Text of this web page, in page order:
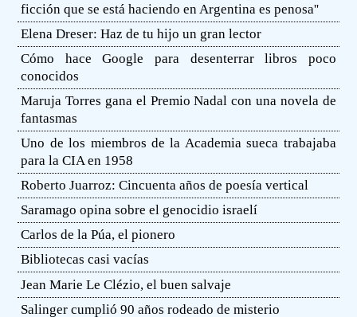
ficción que se está haciendo en Argentina es penosa''
Elena Dreser: Haz de tu hijo un gran lector
Cómo hace Google para desenterrar libros poco
conocidos
Maruja Torres gana el Premio Nadal con una novela de
fantasmas
Uno de los miembros de la Academia sueca trabajaba
para la CIA en 1958
Roberto Juarroz: Cincuenta años de poesía vertical
Saramago opina sobre el genocidio israelí
Carlos de la Púa, el pionero
Bibliotecas casi vacías
Jean Marie Le Clézio, el buen salvaje
Salinger cumplió 90 años rodeado de misterio